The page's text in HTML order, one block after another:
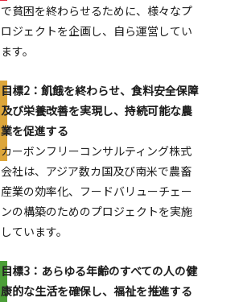
で貧困を終わらせるために、様々なプ
ロジェクトを企画し、自ら運営してい
ます。
目標2：飢餓を終わらせ、食料安全保障
及び栄養改善を実現し、持続可能な農
業を促進する
カーボンフリーコンサルティング株式
会社は、アジア数カ国及び南米で農畜
産業の効率化、フードバリューチェー
ンの構築のためのプロジェクトを実施
しています。
目標3：あらゆる年齢のすべての人の健
康的な生活を確保し、福祉を推進する